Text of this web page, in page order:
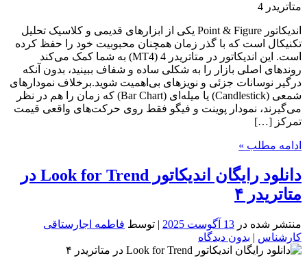
اندیکاتور Point & Figure یکی از ابزارهای قدیمی و کلاسیک تحلیل
تکنیکال است که با گذر زمان همچنان محبوبیت خود را حفظ کرده
است. این اندیکاتور در متاتریدر 4 (MT4) به شما کمک می‌کند
روندهای اصلی بازار را به شکلی ساده و شفاف ببینید، بدون آنکه
درگیر نوسانات جزئی و نویزهای بی‌اهمیت شوید.برخلاف نمودارهای
شمعی (Candlestick) یا میله‌ای (Bar Chart) که زمان را هم در نظر
می‌گیرند، نمودار پوینت و فیگو فقط روی حرکت‌های واقعی قیمت
تمرکز […]
ادامه مطلب »
دانلود رایگان اندیکاتور Look for Trend در
متاتریدر ۴
منتشر شده در 13 آگوست 2025 | توسط فاطمه اجارستاقی
کارشناس | بدون دیدگاه